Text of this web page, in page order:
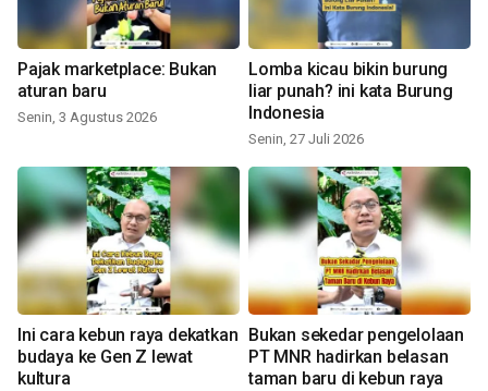
Pajak marketplace: Bukan
aturan baru
Senin, 3 Agustus 2026
Lomba kicau bikin burung
liar punah? ini kata Burung
Indonesia
Senin, 27 Juli 2026
Ini cara kebun raya dekatkan
budaya ke Gen Z lewat
kultura
Bukan sekedar pengelolaan
PT MNR hadirkan belasan
taman baru di kebun raya